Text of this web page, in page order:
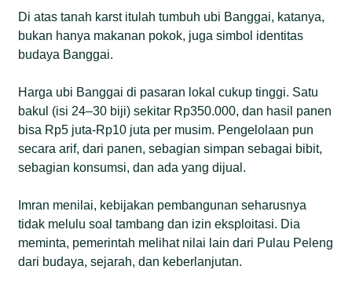
Di atas tanah karst itulah tumbuh ubi Banggai, katanya,
bukan hanya makanan pokok, juga simbol identitas
budaya Banggai.
Harga ubi Banggai di pasaran lokal cukup tinggi. Satu
bakul (isi 24–30 biji) sekitar Rp350.000, dan hasil panen
bisa Rp5 juta-Rp10 juta per musim. Pengelolaan pun
secara arif, dari panen, sebagian simpan sebagai bibit,
sebagian konsumsi, dan ada yang dijual.
Imran menilai, kebijakan pembangunan seharusnya
tidak melulu soal tambang dan izin eksploitasi. Dia
meminta, pemerintah melihat nilai lain dari Pulau Peleng
dari budaya, sejarah, dan keberlanjutan.